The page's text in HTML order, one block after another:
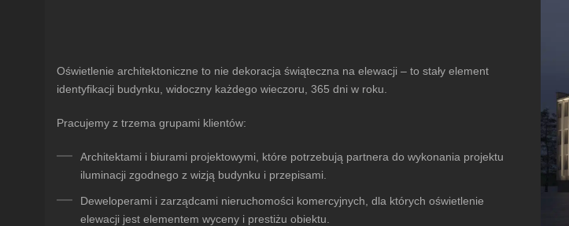
Oświetlenie architektoniczne to nie dekoracja świąteczna na elewacji – to stały element
identyfikacji budynku, widoczny każdego wieczoru, 365 dni w roku.
Pracujemy z trzema grupami klientów:
Architektami i biurami projektowymi , które potrzebują partnera do wykonania projektu
iluminacji zgodnego z wizją budynku i przepisami.
Deweloperami i zarządcami nieruchomości komercyjnych , dla których oświetlenie
elewacji jest elementem wyceny i prestiżu obiektu.